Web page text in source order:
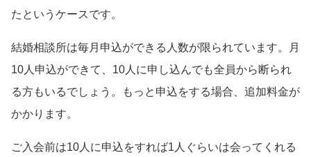
たというケースです。
結婚相談所は毎月申込ができる人数が限られています。月
10人申込ができて、10人に申し込んでも全員から断られ
る方もいるでしょう。もっと申込をする場合、追加料金が
かかります。
ご入会前は10人に申込をすれば1人ぐらいは会ってくれる